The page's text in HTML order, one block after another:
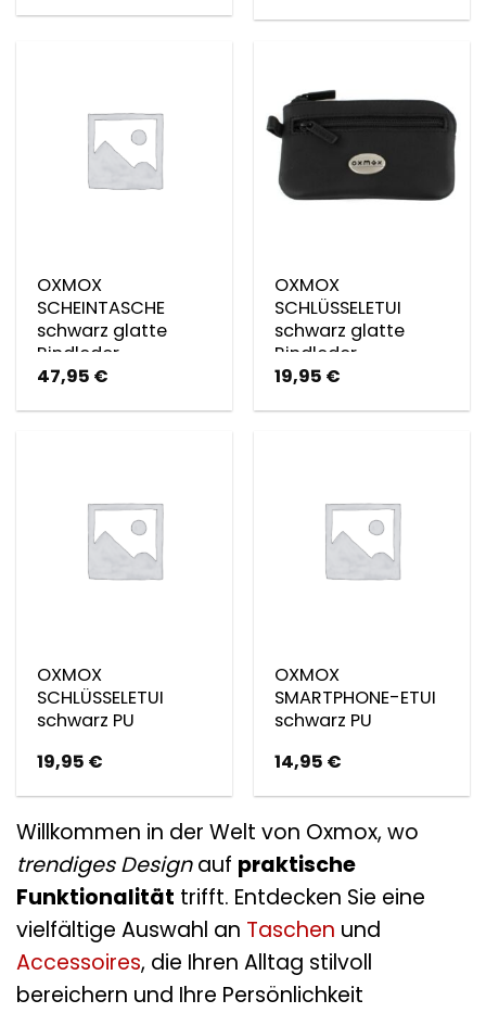
OXMOX
SCHEINTASCHE
schwarz glatte
Rindleder
47,95 €
OXMOX
SCHLÜSSELETUI
schwarz glatte
Rindleder
19,95 €
OXMOX
SCHLÜSSELETUI
schwarz PU
19,95 €
OXMOX
SMARTPHONE-ETUI
schwarz PU
14,95 €
Willkommen in der Welt von Oxmox, wo
trendiges Designauf praktische
Funktionalität trifft. Entdecken Sie eine
vielfältige Auswahl an Taschen und
Accessoires, die Ihren Alltag stilvoll
bereichern und Ihre Persönlichkeit